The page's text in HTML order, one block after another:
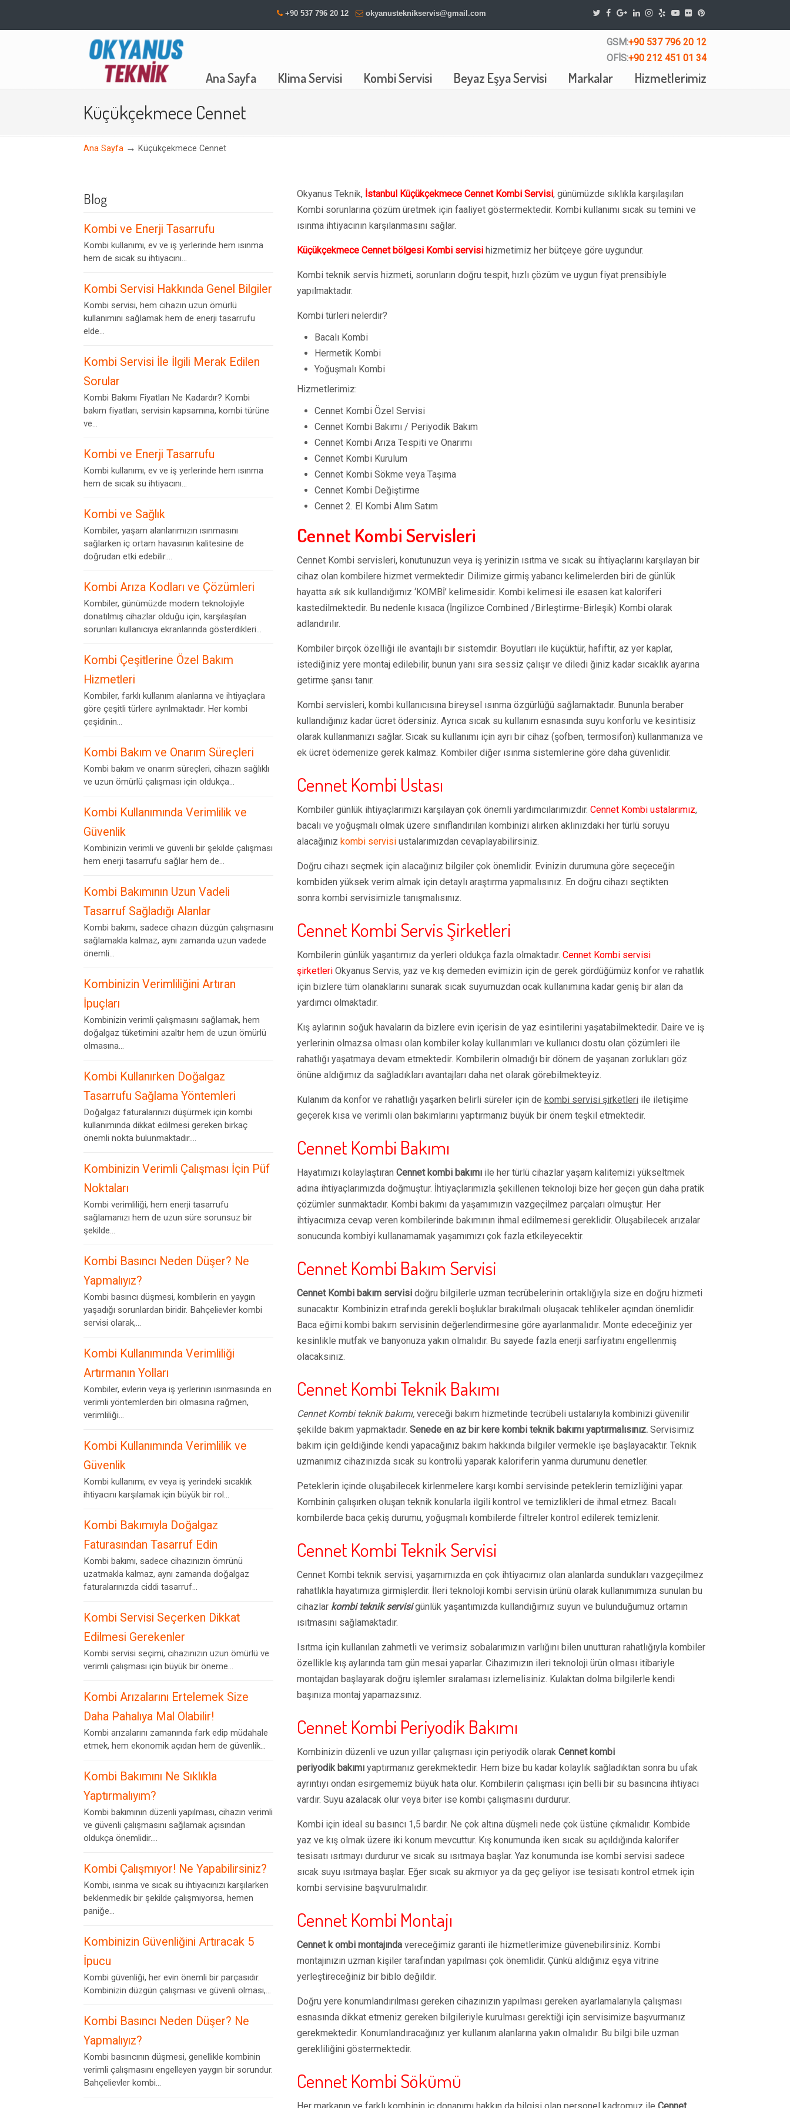
+90 537 796 20 12 okyanusteknikservis@gmail.com
GSM:+90 537 796 20 12
OFİS:+90 212 451 01 34
Ana Sayfa Klima Servisi Kombi Servisi Beyaz Eşya Servisi Markalar Hizmetlerimiz
Navigation
Küçükçekmece Cennet
Ana Sayfa → Küçükçekmece Cennet
Okyanus Teknik, İstanbul Küçükçekmece Cennet Kombi Servisi, günümüzde sıklıkla karşılaşılan
Kombi sorunlarına çözüm üretmek için faaliyet göstermektedir. Kombi kullanımı sıcak su temini ve
ısınma ihtiyacının karşılanmasını sağlar.
Küçükçekmece Cennet bölgesi Kombi servisi hizmetimiz her bütçeye göre uygundur.
Kombi teknik servis hizmeti, sorunların doğru tespit, hızlı çözüm ve uygun fiyat prensibiyle
yapılmaktadır.
Kombi türleri nelerdir?
Bacalı Kombi
Hermetik Kombi
Yoğuşmalı Kombi
Hizmetlerimiz:
Cennet Kombi Özel Servisi
Cennet Kombi Bakımı / Periyodik Bakım
Cennet Kombi Arıza Tespiti ve Onarımı
Cennet Kombi Kurulum
Cennet Kombi Sökme veya Taşıma
Cennet Kombi Değiştirme
Cennet 2. El Kombi Alım Satım
Cennet Kombi Servisleri
Cennet Kombi servisleri, konutunuzun veya iş yerinizin ısıtma ve sıcak su ihtiyaçlarını karşılayan bir
cihaz olan kombilere hizmet vermektedir. Dilimize girmiş yabancı kelimelerden biri de günlük
hayatta sık sık kullandığımız ‘KOMBİ’ kelimesidir. Kombi kelimesi ile esasen kat kaloriferi
kastedilmektedir. Bu nedenle kısaca (İngilizce Combined /Birleştirme-Birleşik) Kombi olarak
adlandırılır.
Kombiler birçok özelliği ile avantajlı bir sistemdir. Boyutları ile küçüktür, hafiftir, az yer kaplar,
istediğiniz yere montaj edilebilir, bunun yanı sıra sessiz çalışır ve diledi ğiniz kadar sıcaklık ayarına
getirme şansı tanır.
Kombi servisleri, kombi kullanıcısına bireysel ısınma özgürlüğü sağlamaktadır. Bununla beraber
kullandığınız kadar ücret ödersiniz. Ayrıca sıcak su kullanım esnasında suyu konforlu ve kesintisiz
olarak kullanmanızı sağlar. Sıcak su kullanımı için ayrı bir cihaz (şofben, termosifon) kullanmanıza ve
ek ücret ödemenize gerek kalmaz. Kombiler diğer ısınma sistemlerine göre daha güvenlidir.
Cennet Kombi Ustası
Kombiler günlük ihtiyaçlarımızı karşılayan çok önemli yardımcılarımızdır. Cennet Kombi ustalarımız,
bacalı ve yoğuşmalı olmak üzere sınıflandırılan kombinizi alırken aklınızdaki her türlü soruyu
alacağınız kombi servisi ustalarımızdan cevaplayabilirsiniz.
Doğru cihazı seçmek için alacağınız bilgiler çok önemlidir. Evinizin durumuna göre seçeceğin
kombiden yüksek verim almak için detaylı araştırma yapmalısınız. En doğru cihazı seçtikten
sonra kombi servisimizle tanışmalısınız.
Cennet Kombi Servis Şirketleri
Kombilerin günlük yaşantımız da yerleri oldukça fazla olmaktadır. Cennet Kombi servisi
şirketleri Okyanus Servis, yaz ve kış demeden evimizin için de gerek gördüğümüz konfor ve rahatlık
için bizlere tüm olanaklarını sunarak sıcak suyumuzdan ocak kullanımına kadar geniş bir alan da
yardımcı olmaktadır.
Kış aylarının soğuk havaların da bizlere evin içerisin de yaz esintilerini yaşatabilmektedir. Daire ve iş
yerlerinin olmazsa olması olan kombiler kolay kullanımları ve kullanıcı dostu olan çözümleri ile
rahatlığı yaşatmaya devam etmektedir. Kombilerin olmadığı bir dönem de yaşanan zorlukları göz
önüne aldığımız da sağladıkları avantajları daha net olarak görebilmekteyiz.
Kulanım da konfor ve rahatlığı yaşarken belirli süreler için de kombi servisi şirketleri ile iletişime
geçerek kısa ve verimli olan bakımlarını yaptırmanız büyük bir önem teşkil etmektedir.
Cennet Kombi Bakımı
Hayatımızı kolaylaştıran Cennet kombi bakımı ile her türlü cihazlar yaşam kalitemizi yükseltmek
adına ihtiyaçlarımızda doğmuştur. İhtiyaçlarımızla şekillenen teknoloji bize her geçen gün daha pratik
çözümler sunmaktadır. Kombi bakımı da yaşamımızın vazgeçilmez parçaları olmuştur. Her
ihtiyacımıza cevap veren kombilerinde bakımının ihmal edilmemesi gereklidir. Oluşabilecek arızalar
sonucunda kombiyi kullanamamak yaşamımızı çok fazla etkileyecektir.
Cennet Kombi Bakım Servisi
Cennet Kombi bakım servisi doğru bilgilerle uzman tecrübelerinin ortaklığıyla size en doğru hizmeti
sunacaktır. Kombinizin etrafında gerekli boşluklar bırakılmalı oluşacak tehlikeler açından önemlidir.
Baca eğimi kombi bakım servisinin değerlendirmesine göre ayarlanmalıdır. Monte edeceğiniz yer
kesinlikle mutfak ve banyonuza yakın olmalıdır. Bu sayede fazla enerji sarfiyatını engellenmiş
olacaksınız.
Cennet Kombi Teknik Bakımı
Cennet Kombi teknik bakımı, vereceği bakım hizmetinde tecrübeli ustalarıyla kombinizi güvenilir
şekilde bakım yapmaktadır. Senede en az bir kere kombi teknik bakımı yaptırmalısınız. Servisimiz
bakım için geldiğinde kendi yapacağınız bakım hakkında bilgiler vermekle işe başlayacaktır. Teknik
uzmanımız cihazınızda sıcak su kontrolü yaparak kaloriferin yanma durumunu denetler.
Peteklerin içinde oluşabilecek kirlenmelere karşı kombi servisinde peteklerin temizliğini yapar.
Kombinin çalışırken oluşan teknik konularla ilgili kontrol ve temizlikleri de ihmal etmez. Bacalı
kombilerde baca çekiş durumu, yoğuşmalı kombilerde filtreler kontrol edilerek temizlenir.
Cennet Kombi Teknik Servisi
Cennet Kombi teknik servisi, yaşamımızda en çok ihtiyacımız olan alanlarda sundukları vazgeçilmez
rahatlıkla hayatımıza girmişlerdir. İleri teknoloji kombi servisin ürünü olarak kullanımımıza sunulan bu
cihazlar kombi teknik servisigünlük yaşantımızda kullandığımız suyun ve bulunduğumuz ortamın
ısıtmasını sağlamaktadır.
Isıtma için kullanılan zahmetli ve verimsiz sobalarımızın varlığını bilen unutturan rahatlığıyla kombiler
özellikle kış aylarında tam gün mesai yaparlar. Cihazımızın ileri teknoloji ürün olması itibariyle
montajdan başlayarak doğru işlemler sıralaması izlemelisiniz. Kulaktan dolma bilgilerle kendi
başınıza montaj yapamazsınız.
Cennet Kombi Periyodik Bakımı
Kombinizin düzenli ve uzun yıllar çalışması için periyodik olarak Cennet kombi
periyodik bakımı yaptırmanız gerekmektedir. Hem bize bu kadar kolaylık sağladıktan sonra bu ufak
ayrıntıyı ondan esirgememiz büyük hata olur. Kombilerin çalışması için belli bir su basıncına ihtiyacı
vardır. Suyu azalacak olur veya biter ise kombi çalışmasını durdurur.
Kombi için ideal su basıncı 1,5 bardır. Ne çok altına düşmeli nede çok üstüne çıkmalıdır. Kombide
yaz ve kış olmak üzere iki konum mevcuttur. Kış konumunda iken sıcak su açıldığında kalorifer
tesisatı ısıtmayı durdurur ve sıcak su ısıtmaya başlar. Yaz konumunda ise kombi servisi sadece
sıcak suyu ısıtmaya başlar. Eğer sıcak su akmıyor ya da geç geliyor ise tesisatı kontrol etmek için
kombi servisine başvurulmalıdır.
Cennet Kombi Montajı
Cennet k ombi montajında vereceğimiz garanti ile hizmetlerimize güvenebilirsiniz. Kombi
montajınızın uzman kişiler tarafından yapılması çok önemlidir. Çünkü aldığınız eşya vitrine
yerleştireceğiniz bir biblo değildir.
Doğru yere konumlandırılması gereken cihazınızın yapılması gereken ayarlamalarıyla çalışması
esnasında dikkat etmeniz gereken bilgileriyle kurulması gerektiği için servisimize başvurmanız
gerekmektedir. Konumlandıracağınız yer kullanım alanlarına yakın olmalıdır. Bu bilgi bile uzman
gerekliliğini göstermektedir.
Cennet Kombi Sökümü
Blog
Kombi ve Enerji Tasarrufu
Kombi kullanımı, ev ve iş yerlerinde hem ısınma
hem de sıcak su ihtiyacını...
Kombi Servisi Hakkında Genel Bilgiler
Kombi servisi, hem cihazın uzun ömürlü
kullanımını sağlamak hem de enerji tasarrufu
elde...
Kombi Servisi İle İlgili Merak Edilen
Sorular
Kombi Bakımı Fiyatları Ne Kadardır? Kombi
bakım fiyatları, servisin kapsamına, kombi türüne
ve...
Kombi ve Enerji Tasarrufu
Kombi kullanımı, ev ve iş yerlerinde hem ısınma
hem de sıcak su ihtiyacını...
Kombi ve Sağlık
Kombiler, yaşam alanlarımızın ısınmasını
sağlarken iç ortam havasının kalitesine de
doğrudan etki edebilir....
Kombi Arıza Kodları ve Çözümleri
Kombiler, günümüzde modern teknolojiyle
donatılmış cihazlar olduğu için, karşılaşılan
sorunları kullanıcıya ekranlarında gösterdikleri...
Kombi Çeşitlerine Özel Bakım
Hizmetleri
Kombiler, farklı kullanım alanlarına ve ihtiyaçlara
göre çeşitli türlere ayrılmaktadır. Her kombi
çeşidinin...
Kombi Bakım ve Onarım Süreçleri
Kombi bakım ve onarım süreçleri, cihazın sağlıklı
ve uzun ömürlü çalışması için oldukça...
Kombi Kullanımında Verimlilik ve
Güvenlik
Kombinizin verimli ve güvenli bir şekilde çalışması
hem enerji tasarrufu sağlar hem de...
Kombi Bakımının Uzun Vadeli
Tasarruf Sağladığı Alanlar
Kombi bakımı, sadece cihazın düzgün çalışmasını
sağlamakla kalmaz, aynı zamanda uzun vadede
önemli...
Kombinizin Verimliliğini Artıran
İpuçları
Kombinizin verimli çalışmasını sağlamak, hem
doğalgaz tüketimini azaltır hem de uzun ömürlü
olmasına...
Kombi Kullanırken Doğalgaz
Tasarrufu Sağlama Yöntemleri
Doğalgaz faturalarınızı düşürmek için kombi
kullanımında dikkat edilmesi gereken birkaç
önemli nokta bulunmaktadır....
Kombinizin Verimli Çalışması İçin Püf
Noktaları
Kombi verimliliği, hem enerji tasarrufu
sağlamanızı hem de uzun süre sorunsuz bir
şekilde...
Kombi Basıncı Neden Düşer? Ne
Yapmalıyız?
Kombi basıncı düşmesi, kombilerin en yaygın
yaşadığı sorunlardan biridir. Bahçelievler kombi
servisi olarak,...
Kombi Kullanımında Verimliliği
Artırmanın Yolları
Kombiler, evlerin veya iş yerlerinin ısınmasında en
verimli yöntemlerden biri olmasına rağmen,
verimliliği...
Kombi Kullanımında Verimlilik ve
Güvenlik
Kombi kullanımı, ev veya iş yerindeki sıcaklık
ihtiyacını karşılamak için büyük bir rol...
Kombi Bakımıyla Doğalgaz
Faturasından Tasarruf Edin
Kombi bakımı, sadece cihazınızın ömrünü
uzatmakla kalmaz, aynı zamanda doğalgaz
faturalarınızda ciddi tasarruf...
Kombi Servisi Seçerken Dikkat
Edilmesi Gerekenler
Kombi servisi seçimi, cihazınızın uzun ömürlü ve
verimli çalışması için büyük bir öneme...
Kombi Arızalarını Ertelemek Size
Daha Pahalıya Mal Olabilir!
Kombi arızalarını zamanında fark edip müdahale
etmek, hem ekonomik açıdan hem de güvenlik...
Kombi Bakımını Ne Sıklıkla
Yaptırmalıyım?
Kombi bakımının düzenli yapılması, cihazın verimli
ve güvenli çalışmasını sağlamak açısından
oldukça önemlidir....
Kombi Çalışmıyor! Ne Yapabilirsiniz?
Kombi, ısınma ve sıcak su ihtiyacınızı karşılarken
beklenmedik bir şekilde çalışmıyorsa, hemen
paniğe...
Kombinizin Güvenliğini Artıracak 5
İpucu
Kombi güvenliği, her evin önemli bir parçasıdır.
Kombinizin düzgün çalışması ve güvenli olması,...
Kombi Basıncı Neden Düşer? Ne
Yapmalıyız?
Kombi basıncının düşmesi, genellikle kombinin
verimli çalışmasını engelleyen yaygın bir sorundur.
Bahçelievler kombi...